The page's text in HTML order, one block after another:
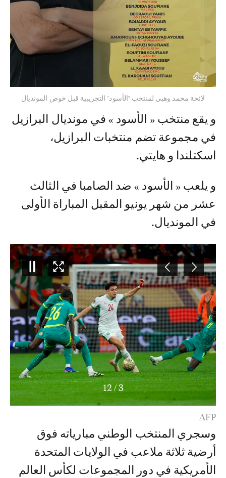
لائحة محمد وهبي لمنتخب "الأسود" التجريبية قبل خوض المونديال
و يقع منتخب « الأسود » في مونديال البرازيل
في مجموعة تضم منتخبات البرازيل،
اسكتلندا و هايتي.
و يلعب « الأسود » ضد الصامبا في الثالث
عشر من شهر يونيو المقبل المباراة الأولى
في المونديال.
3
/
12
AFP
وسجري المنتخب الوطني مبارياته فوق
أرضية ثلاثة ملاعب في الولايات المتحدة
الأمريكية في دور المجموعات لكأس العالم